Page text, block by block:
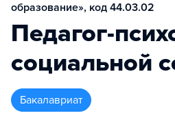
образование», код 44.03.02
Педагог-
социальной
бакалавриат